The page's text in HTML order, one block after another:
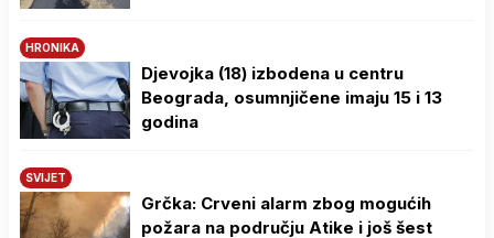
HRONIKA
Djevojka (18) izbodena u centru
Beograda, osumnjičene imaju 15 i 13
godina
SVIJET
Grčka: Crveni alarm zbog mogućih
požara na području Atike i još šest